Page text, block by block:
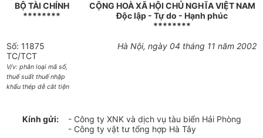
BỘ TÀI CHÍNH
********
CỘNG HOÀ XÃ HỘI CHỦ NGHĨA VIỆT NAM
Độc lập - Tự do - Hạnh phúc
********
Số: 11875
TC/TCT
V/v: phân loại mã số,
thuế suất thuế nhập
khẩu thép dễ cắt tiện
Hà Nội, ngày 04 tháng 11 năm 2002
Kính gửi:
- Công ty XNK và dịch vụ tàu biển Hải Phòng
- Công ty vật tư tổng hợp Hà Tây